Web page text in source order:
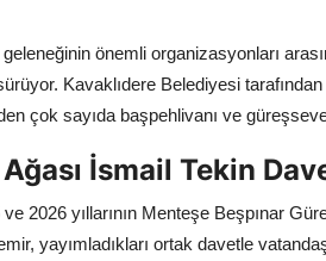
önemli organizasyonları
Kavaklıdere Belediyesi
çok sayıda başpehlivanı ve
İsmail Tekin
2026 yıllarının Menteşe Beşpınar
yayımladıkları ortak davetle